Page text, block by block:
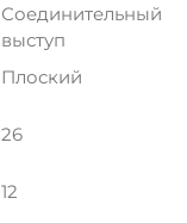
Соединительный
выступ
Плоский
26
12